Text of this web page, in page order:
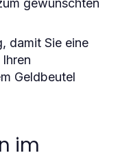
gewünschten
damit Sie eine
Geldbeutel
im